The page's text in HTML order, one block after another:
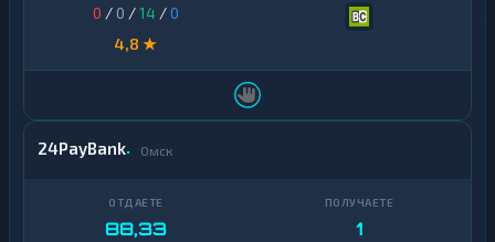
0 / 0 /14 /0
4,8 ★
24PayBank Омск
88,33 1